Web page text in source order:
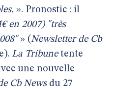
». Pronostic : il
en 2007) "très
» (Newsletter de Cb
La Tribune tente
une nouvelle
Cb Newsdu 27